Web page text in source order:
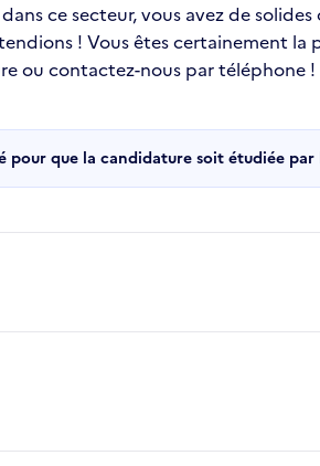
ce secteur, vous avez de
! Vous êtes certainement la
ou contactez-nous par téléphone !
que la candidature soit étudiée par